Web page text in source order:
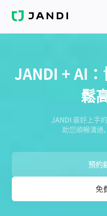
J
N
JANDI + AI
鬆
JANDI 最好上手
助您順暢溝通
預約
免